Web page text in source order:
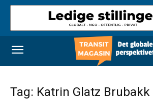
Tag: Katrin Glatz Brubakk